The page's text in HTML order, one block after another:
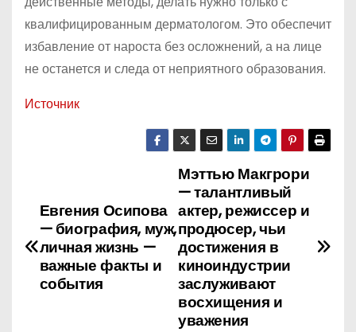
квалифицированным дерматологом. Это обеспечит
избавление от нароста без осложнений, а на лице
не останется и следа от неприятного образования.
Источник
в
Мэттью Макгрори
— талантливый
актер, режиссер и
продюсер, чьи
достижения в
киноиндустрии
заслуживают
восхищения и
уважения
Евгения Осипова
— биография, муж,
личная жизнь —
важные факты и
события